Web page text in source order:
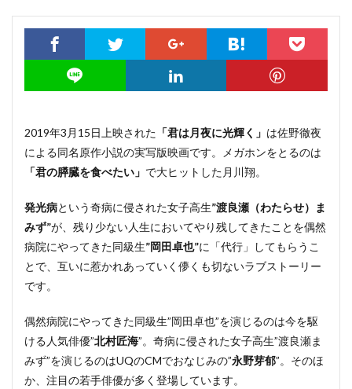
2019年3月15日上映された 「君は月夜に光輝く」 は佐野徹夜
による同名原作小説の実写版映画です。メガホンをとるのは
「君の膵臓を食べたい」 で大ヒットした月川翔。
発光病という奇病に侵された女子高生”渡良瀬（わたらせ）ま
みず”が、残り少ない人生においてやり残してきたことを偶然
病院にやってきた同級生”岡田卓也”に「代行」してもらうこ
とで、互いに惹かれあっていく儚くも切ないラブストーリー
です。
偶然病院にやってきた同級生”岡田卓也”を演じるのは今を駆
ける人気俳優”北村匠海”。奇病に侵された女子高生”渡良瀬ま
みず”を演じるのはUQのCMでおなじみの”永野芽郁”。そのほ
か、注目の若手俳優が多く登場しています。